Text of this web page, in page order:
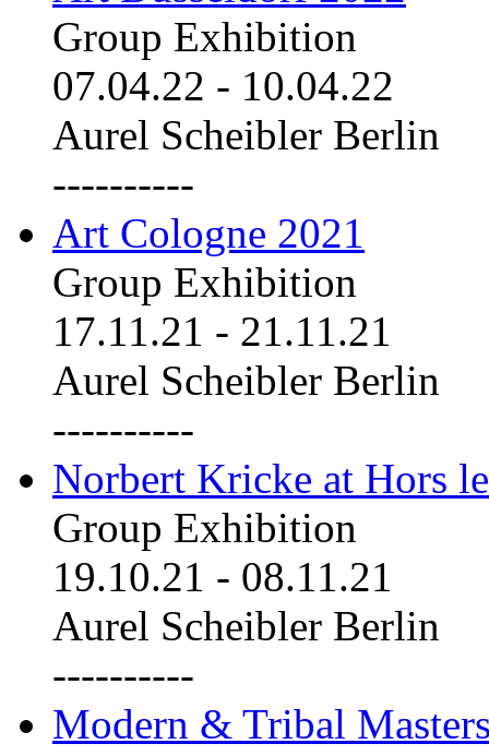
Group Exhibition
07.04.22 - 10.04.22
Aurel Scheibler Berlin
----------
Art Cologne 2021
Group Exhibition
17.11.21 - 21.11.21
Aurel Scheibler Berlin
----------
Norbert Kricke at Hors
Group Exhibition
19.10.21 - 08.11.21
Aurel Scheibler Berlin
----------
Modern & Tribal